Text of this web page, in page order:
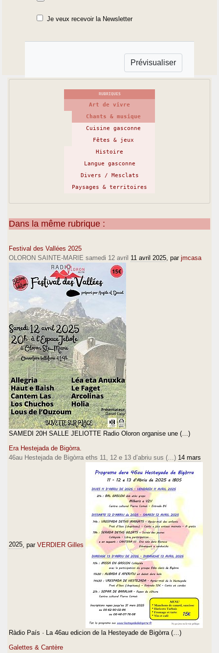
Je veux recevoir la Newsletter
RUBRIQUES
Art de vivre
Chants & musique
Cuisine gasconne
Fêtes & jeux
Histoire
Langue gasconne
Divers / Mesclats
Paysages & territoires
Dans la même rubrique :
Festival des Vallées 2025
OLORON SAINTE-MARIE samedi 12 avril 11 avril 2025 , par jmcasa
SAMEDI 20H SALLE JELIOTTE Radio Oloron organise une (…)
Era Hestejada de Bigòrra.
46au Hestejada de Bigòrra eths 11, 12 e 13 d’abriu sus (…) 14 mars
2025 , par VERDIER Gilles
Ràdio País · La 46au edicion de la Hesteyade de Bigòrra (…)
Galettes & Cantère